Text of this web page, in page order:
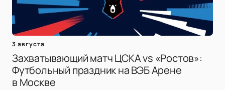
3 августа
Захватывающий матч ЦСКА vs «Ростов»:
Футбольный праздник на ВЭБ Арене
в Москве